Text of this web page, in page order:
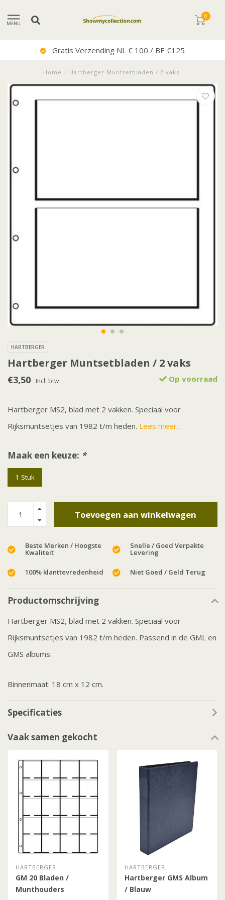
MENU
0
Gratis Verzending NL € 100 / BE €125
Home Hartberger Muntsetbladen / 2 vaks
HARTBERGER
Hartberger Muntsetbladen / 2 vaks
€3,50 Incl. btw Op voorraad
Hartberger MS2, blad met 2 vakken. Speciaal voor
Rijksmuntsetjes van 1982 t/m heden. Lees meer..
Maak een keuze: *
1 Stuk
Toevoegen aan winkelwagen
Beste Merken / Hoogste
Kwaliteit
Snelle / Goed Verpakte
Levering
100% klanttevredenheid Niet Goed / Geld Terug
Productomschrijving
Hartberger MS2, blad met 2 vakken. Speciaal voor
Rijksmuntsetjes van 1982 t/m heden. Passend in de GML en
GMS albums.
Binnenmaat: 18 cm x 12 cm.
Specificaties
Vaak samen gekocht
HARTBERGER
GM 20 Bladen /
Munthouders
HARTBERGER
Hartberger GMS Album
/ Blauw